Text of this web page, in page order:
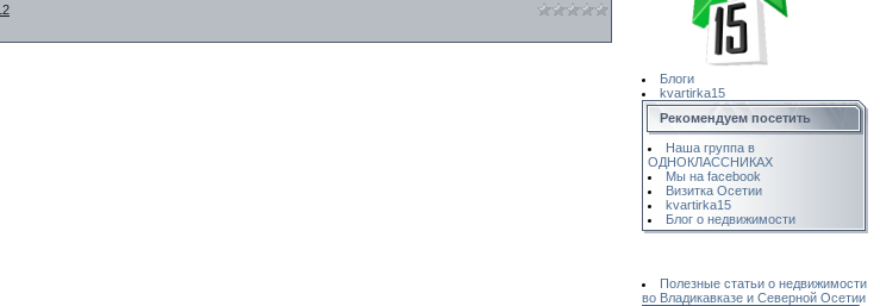
Блоги
kvartirka15
Рекомендуем посетить
Наша группа в
ОДНОКЛАССНИКАХ
Мы на facebook
Визитка Осетии
kvartirka15
Блог о недвижимости
Полезные статьи о недвижимости
во Владикавказе и Северной Осетии